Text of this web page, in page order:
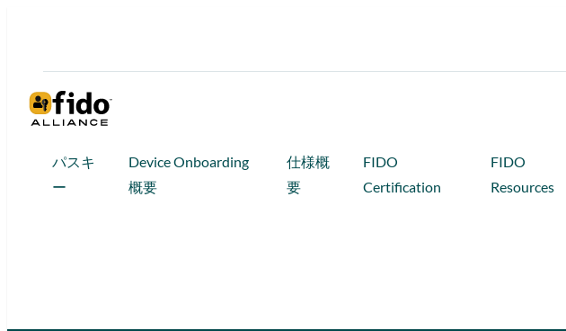
パスキ
ー
Device Onboarding
概要
仕様概
要
FIDO
Certification
FIDO
Resources